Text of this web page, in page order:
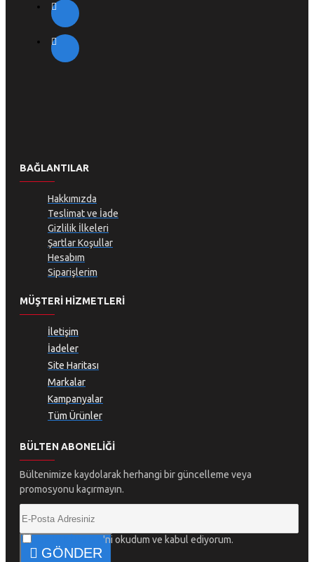
BAĞLANTILAR
Hakkımızda
Teslimat ve İade
Gizlilik İlkeleri
Şartlar Koşullar
Hesabım
Siparişlerim
MÜŞTERI HIZMETLERI
İletişim
İadeler
Site Haritası
Markalar
Kampanyalar
Tüm Ürünler
BÜLTEN ABONELIĞI
Bültenimize kaydolarak herhangi bir güncelleme veya
promosyonu kaçırmayın.
GÖNDER
'ni okudum ve kabul ediyorum.